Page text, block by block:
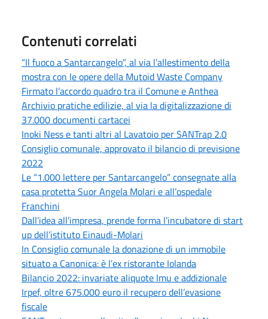
Contenuti correlati
“Il fuoco a Santarcangelo”, al via l’allestimento della
mostra con le opere della Mutoid Waste Company
Firmato l’accordo quadro tra il Comune e Anthea
Archivio pratiche edilizie, al via la digitalizzazione di
37.000 documenti cartacei
Inoki Ness e tanti altri al Lavatoio per SANTrap 2.0
Consiglio comunale, approvato il bilancio di previsione
2022
Le “1.000 lettere per Santarcangelo” consegnate alla
casa protetta Suor Angela Molari e all’ospedale
Franchini
Dall’idea all’impresa, prende forma l’incubatore di start
up dell’istituto Einaudi-Molari
In Consiglio comunale la donazione di un immobile
situato a Canonica: è l’ex ristorante Iolanda
Bilancio 2022: invariate aliquote Imu e addizionale
Irpef, oltre 675.000 euro il recupero dell’evasione
fiscale